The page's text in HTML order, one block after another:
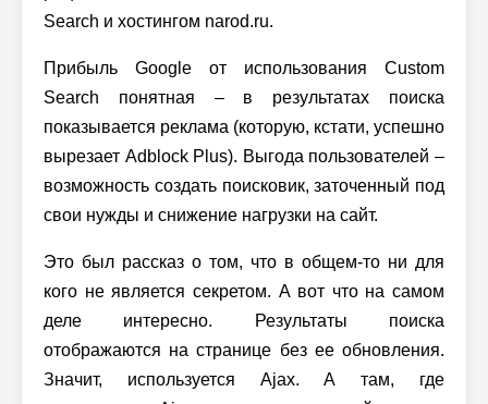
Search и хостингом narod.ru.
Прибыль Google от использования Custom
Search понятная – в результатах поиска
показывается реклама (которую, кстати, успешно
вырезает Adblock Plus). Выгода пользователей –
возможность создать поисковик, заточенный под
свои нужды и снижение нагрузки на сайт.
Это был рассказ о том, что в общем-то ни для
кого не является секретом. А вот что на самом
деле интересно. Результаты поиска
отображаются на странице без ее обновления.
Значит, используется Ajax. А там, где